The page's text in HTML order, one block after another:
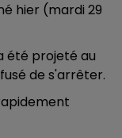
hier (mardi 29
été projeté au
de s'arrêter.